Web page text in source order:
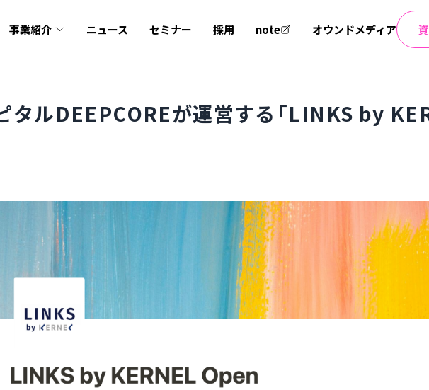
事業紹介 ニュース セミナー 採用 note オウンドメディア
ルDEEPCOREが運営する「LINKS by